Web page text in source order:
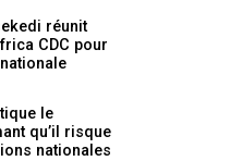
réunit
CDC pour
le
qu’il risque
nationales